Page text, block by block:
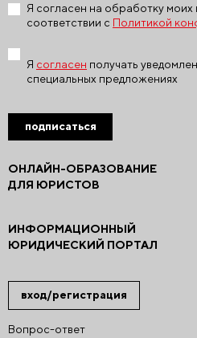
вход/регистрация
Вопрос-ответ
ОНЛАЙН-ОБРАЗОВАНИЕ
ДЛЯ ЮРИСТОВ
ИНФОРМАЦИОННЫЙ
ЮРИДИЧЕСКИЙ ПОРТАЛ
Я согласен на обработку моих
соответствии с Политикой
Я согласен получать
специальных предложениях
подписаться